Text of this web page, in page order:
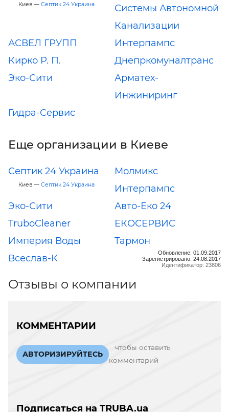
Киев — Септик 24 Украина
Системы Автономной
Канализации
АСВЕЛ ГРУПП
Интерпампс
Кирко Р. П.
Днепркомуналтранс
Эко-Сити
Арматех-
Инжиниринг
Гидра-Сервис
Еще организации в Киеве
Септик 24 Украина
Киев — Септик 24 Украина
Молмикс
Интерпампс
Эко-Сити
Авто-Еко 24
TruboCleaner
ЕКОСЕРВИС
Империя Воды
Тармон
Всеслав-К
Обновление: 01.09.2017
Зарегистрировано: 24.08.2017
Идентификатор: 23806
Отзывы о компании
КОММЕНТАРИИ
АВТОРИЗИРУЙТЕСЬ
чтобы оставить
комментарий
Подписаться на TRUBA.ua